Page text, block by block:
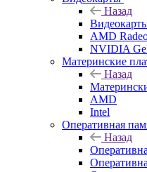
Назад
AMD
NVIDIA
Материнские
Назад
AMD
Intel
Оперативная
Назад